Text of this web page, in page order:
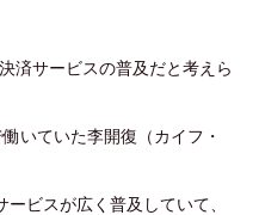
済サービスの普及だと考えら
いていた李開復（カイフ・
ビスが広く普及していて、